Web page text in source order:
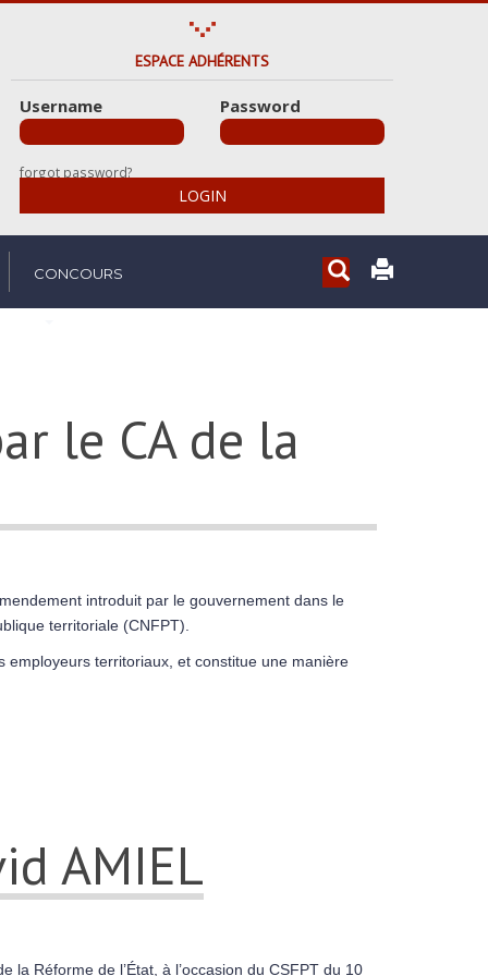
ESPACE ADHÉRENTS
Username Password
forgot password?
LOGIN
CONCOURS
le CA de la
introduit par le gouvernement dans le
territoriale (CNFPT).
employeurs territoriaux, et constitue une manière
AMIEL
Réforme de l’État, à l’occasion du CSFPT du 10